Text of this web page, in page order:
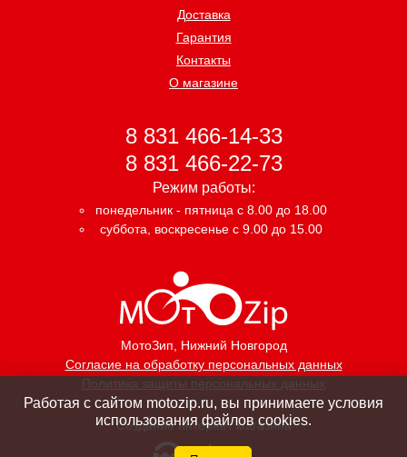
МотоЗип, Нижний Новгород
Согласие на обработку персональных данных
Политика защиты персональных данных
Доставка
Гарантия
Контакты
О магазине
8 831 466-14-33
8 831 466-22-73
Режим работы:
понедельник - пятница с 8.00 до 18.00
суббота, воскресенье с 9.00 до 15.00
Создание интернет магазина
Работая с сайтом motozip.ru, вы принимаете условия
использования файлов cookies.